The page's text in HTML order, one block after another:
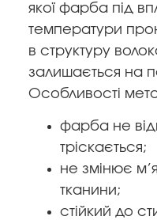
якої фарба під
температури
в структуру
залишається на
Особливості
фарба не
тріскається;
не змінює
тканини;
стійкий до